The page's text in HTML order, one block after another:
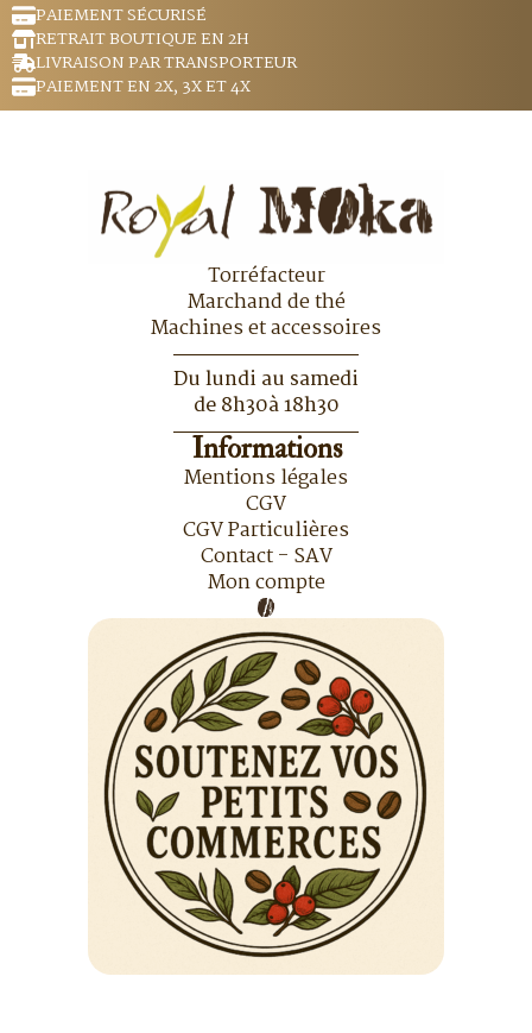
PAIEMENT SÉCURISÉ
RETRAIT BOUTIQUE EN 2H
LIVRAISON PAR TRANSPORTEUR
PAIEMENT EN 2X, 3X ET 4X
Torréfacteur
Marchand de thé
Machines et accessoires
Du lundi au samedi
de 8h30à 18h30
Informations
Mentions légales
CGV
CGV Particulières
Contact - SAV
Mon compte